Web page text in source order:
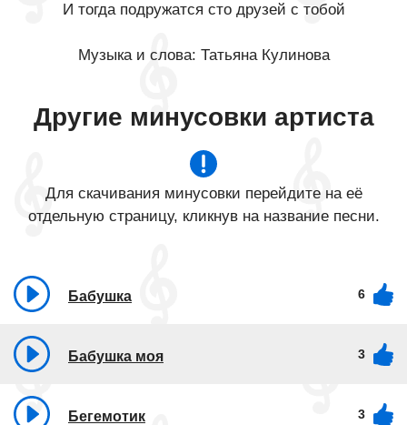
И тогда подружатся сто друзей с тобой
Музыка и слова: Татьяна Кулинова
Другие минусовки артиста
Для скачивания минусовки перейдите на её
отдельную страницу, кликнув на название песни.
Бабушка 6
Бабушка моя 3
Бегемотик 3